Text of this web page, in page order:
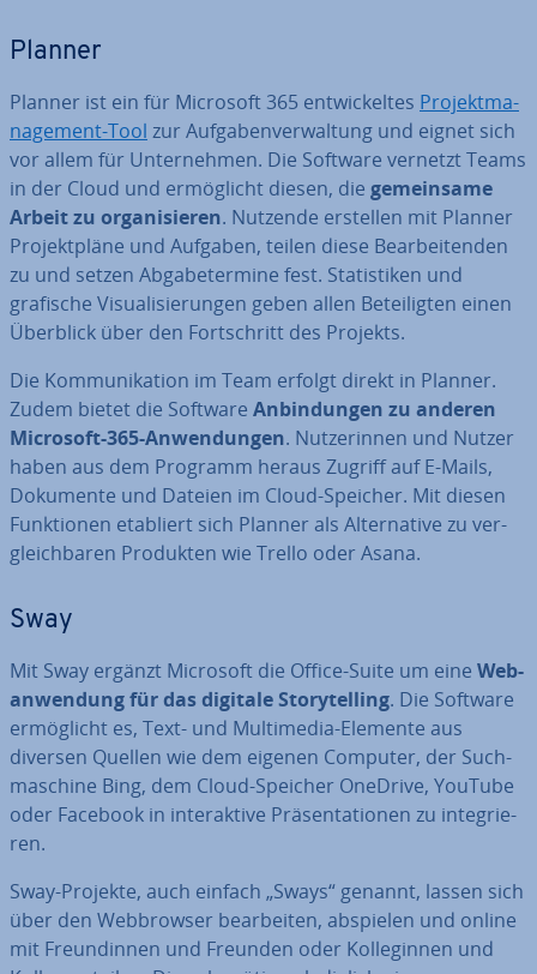
Planner
Planner ist ein für Microsoft 365 ent­wi­ckel­tes Pro­jekt­ma­
nage­ment-Tool zur Auf­ga­ben­ver­wal­tung und eignet sich
vor allem für Un­ter­neh­men. Die Software vernetzt Teams
in der Cloud und er­mög­licht diesen, die ge­mein­sa­me
Arbeit zu or­ga­ni­sie­ren. Nutzende erstellen mit Planner
Pro­jekt­plä­ne und Aufgaben, teilen diese Be­ar­bei­ten­den
zu und setzen Ab­ga­be­ter­mi­ne fest. Sta­tis­ti­ken und
grafische Vi­sua­li­sie­run­gen geben allen Be­tei­lig­ten einen
Überblick über den Fort­schritt des Projekts.
Die Kom­mu­ni­ka­ti­on im Team erfolgt direkt in Planner.
Zudem bietet die Software An­bin­dun­gen zu anderen
Microsoft-365-An­wen­dun­gen. Nut­ze­rin­nen und Nutzer
haben aus dem Programm heraus Zugriff auf E-Mails,
Dokumente und Dateien im Cloud-Speicher. Mit diesen
Funk­tio­nen etabliert sich Planner als Al­ter­na­ti­ve zu ver­
gleich­ba­ren Produkten wie Trello oder Asana.
Sway
Mit Sway ergänzt Microsoft die Office-Suite um eine Web­
an­wen­dung für das digitale Sto­rytel­ling. Die Software
er­mög­licht es, Text- und Mul­ti­me­dia-Elemente aus
diversen Quellen wie dem eigenen Computer, der Such­
ma­schi­ne Bing, dem Cloud-Speicher OneDrive, YouTube
oder Facebook in in­ter­ak­ti­ve Prä­sen­ta­tio­nen zu in­te­grie­
ren.
Sway-Projekte, auch einfach „Sways“ genannt, lassen sich
über den Web­brow­ser be­ar­bei­ten, abspielen und online
mit Freun­din­nen und Freunden oder Kol­le­gin­nen und